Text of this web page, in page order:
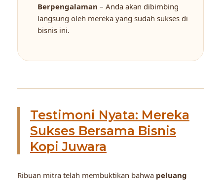
Berpengalaman – Anda akan dibimbing
langsung oleh mereka yang sudah sukses di
bisnis ini.
Testimoni Nyata: Mereka
Sukses Bersama Bisnis
Kopi Juwara
Ribuan mitra telah membuktikan bahwa peluang